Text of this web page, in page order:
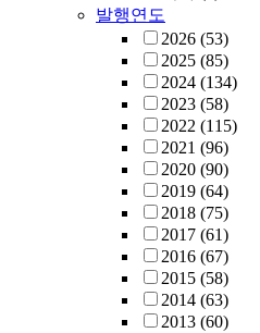
발행연도
2026 (53)
2025 (85)
2024 (134)
2023 (58)
2022 (115)
2021 (96)
2020 (90)
2019 (64)
2018 (75)
2017 (61)
2016 (67)
2015 (58)
2014 (63)
2013 (60)